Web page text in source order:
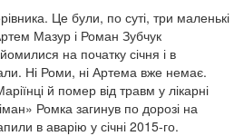
Це були, по суті, три маленькі
Мазур і Роман Зубчук
на початку січня і в
Ні Роми, ні Артема вже немає.
й помер від травм у лікарні
Ромка загинув по дорозі на
в аварію у січні 2015-го.